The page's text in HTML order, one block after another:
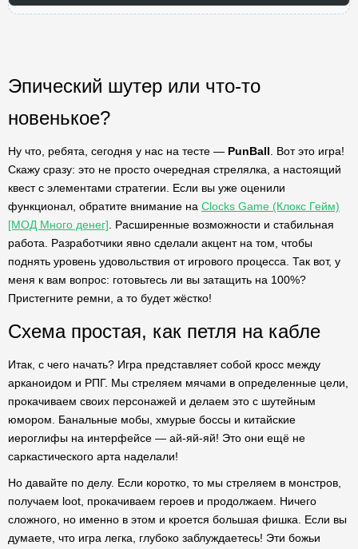
Эпический шутер или что-то
новенькое?
Ну что, ребята, сегодня у нас на тесте — PunBall . Вот это игра!
Скажу сразу: это не просто очередная стрелялка, а настоящий
квест с элементами стратегии. Если вы уже оценили
функционал, обратите внимание на Clocks Game (Клокс Гейм)
[МОД Много денег] . Расширенные возможности и стабильная
работа. Разработчики явно сделали акцент на том, чтобы
поднять уровень удовольствия от игрового процесса. Так вот, у
меня к вам вопрос: готовьтесь ли вы затащить на 100%?
Пристегните ремни, а то будет жёстко!
Схема простая, как петля на кабле
Итак, с чего начать? Игра представляет собой кросс между
арканоидом и РПГ. Мы стреляем мячами в определенные цели,
прокачиваем своих персонажей и делаем это с шутейным
юмором. Банальные мобы, хмурые боссы и китайские
иероглифы на интерфейсе — ай-яй-яй! Это они ещё не
саркастического арта наделали!
Но давайте по делу. Если коротко, то мы стреляем в монстров,
получаем loot, прокачиваем героев и продолжаем. Ничего
сложного, но именно в этом и кроется большая фишка. Если вы
думаете, что игра легка, глубоко заблуждаетесь! Эти божьи